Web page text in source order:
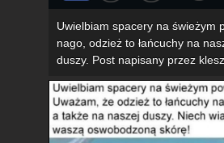
Uwielbiam spacery na świeżym
nago, odzież to łańcuchy na
duszy. Post napisany przez